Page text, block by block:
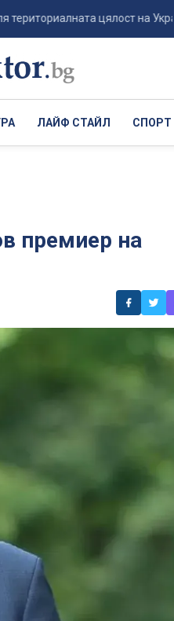
цялост на Украйна и
ЛАЙФ СТАЙЛ СПОРТ
премиер на